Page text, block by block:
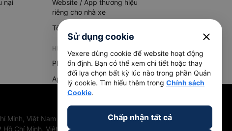
nại
Website / App thương hiệu
riêng cho nhà xe
Tổng đài AI
HỆ THỐNG QUẢN LÝ HÀNG HOÁ
Phần mềm quản lý hàng hoá
App quản lý hàng hoá
Minh, Việt Nam
Chí Minh, Việt Nam
Sử dụng cookie close
Vexere dùng cookie để website hoạt động
ổn định. Bạn có thể xem chi tiết hoặc thay
đổi lựa chọn bất kỳ lúc nào trong phần Quản
lý cookie. Tìm hiểu thêm trong Chính sách
Cookie.
Chấp nhận tất cả